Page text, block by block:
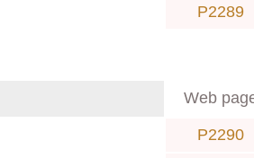
P2289
Web
P2290